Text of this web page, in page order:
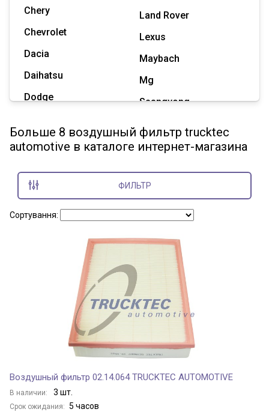
Chery
Chevrolet
Dacia
Daihatsu
Dodge
Great Wall
Hummer
Land Rover
Lexus
Maybach
Mg
Ssangyong
Tesla
Показать все марки
Больше 8 воздушный фильтр trucktec
automotive в каталоге интернет-магазина
ФИЛЬТР
Сортування:
Воздушный фильтр 02.14.064 TRUCKTEC AUTOMOTIVE
В наличии: 3 шт.
Срок ожидания: 5 часов